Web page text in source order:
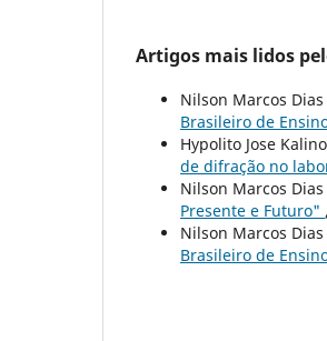
Artigos mais lidos
Nilson Marcos
Brasileiro de
Hypolito Jose
de difração no
Nilson Marcos Dias
Presente e Futuro" ,
Nilson Marcos
Brasileiro de